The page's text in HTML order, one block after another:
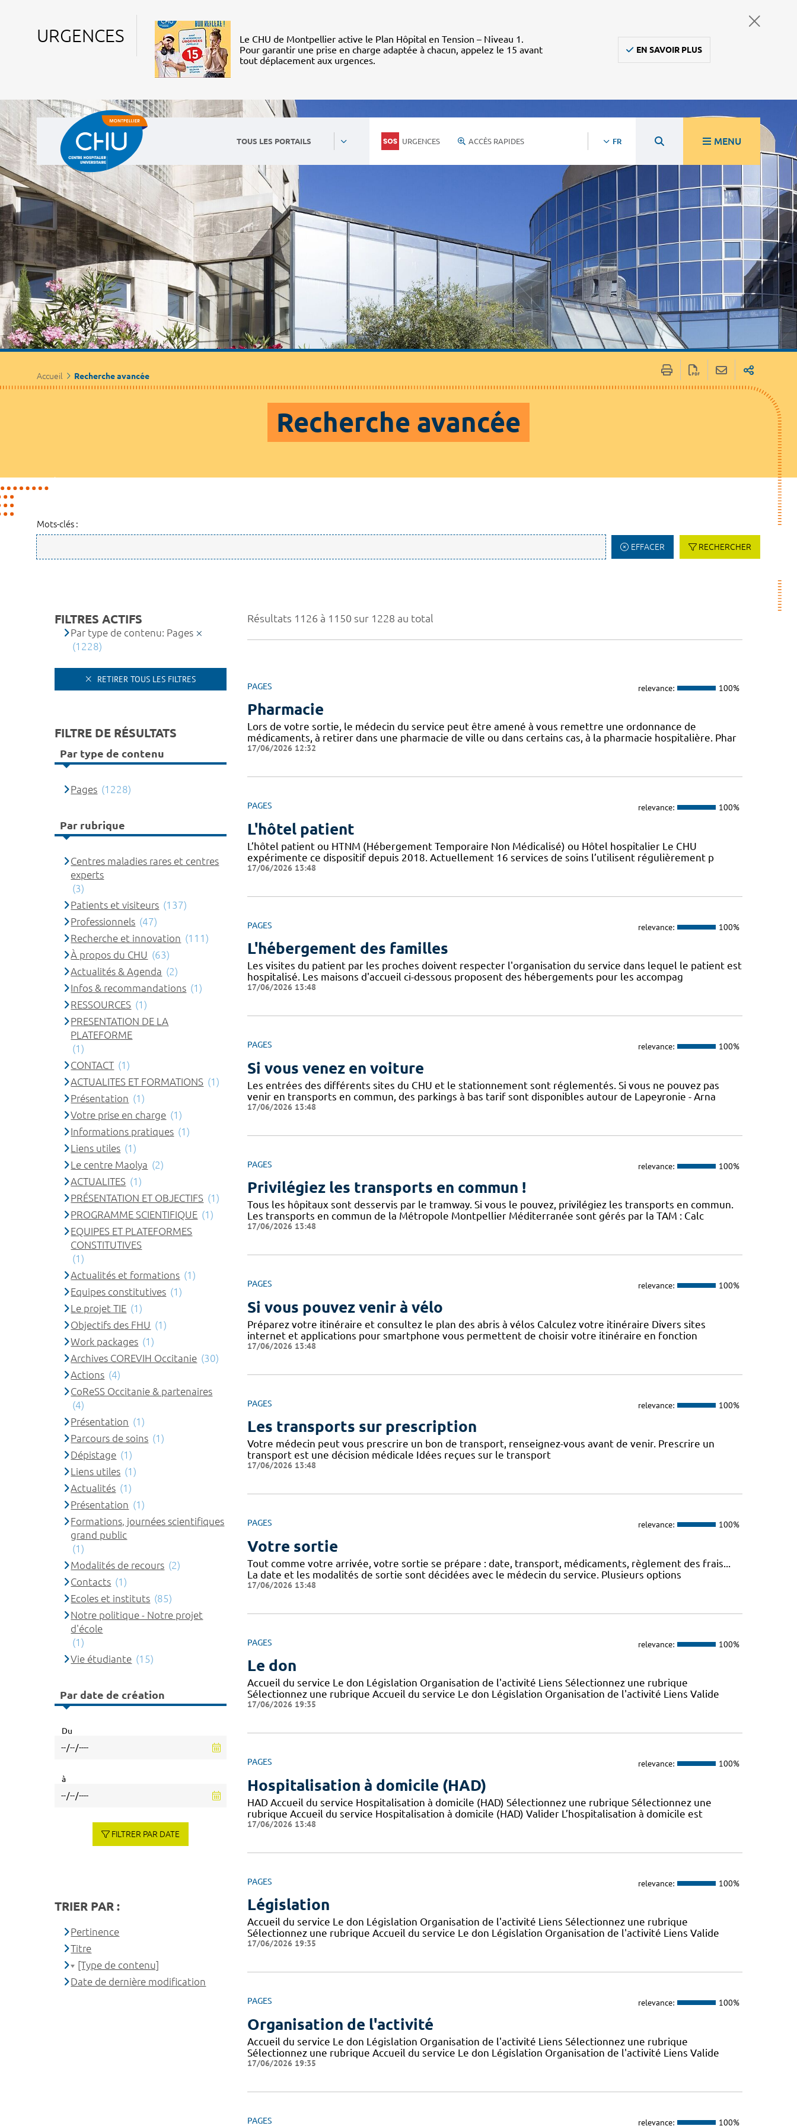
URGENCES
Le CHU de Montpellier active le Plan Hôpital en Tension – Niveau 1.
Pour garantir une prise en charge adaptée à chacun, appelez le 15 avant
tout déplacement aux urgences.
EN SAVOIR PLUS
TOUS LES PORTAILS URGENCES ACCÈS RAPIDES FR MENU
Accueil Recherche avancée
Recherche avancée
Mots-clés :
EFFACER RECHERCHER
Résultats 1126 à 1150 sur 1228 au total
PAGES relevance: 100%
Pharmacie
Lors de votre sortie, le médecin du service peut être amené à vous remettre une ordonnance de
médicaments, à retirer dans une pharmacie de ville ou dans certains cas, à la pharmacie hospitalière. Phar
17/06/2026 12:32
PAGES relevance: 100%
L'hôtel patient
L’hôtel patient ​​ou HTNM (Hébergement Temporaire Non Médicalisé)​​​​​​ ou Hôtel hospitalier Le CHU
expérimente ce dispositif depuis 2018. Actuellement 16 services de soins l’utilisent régulièrement p
17/06/2026 13:48
PAGES relevance: 100%
L'hébergement des familles
Les visites du patient par les proches doivent respecter l'organisation du service dans lequel le patient est
hospitalisé. Les maisons d'accueil ci-dessous proposent des hébergements pour les accompag
17/06/2026 13:48
PAGES relevance: 100%
Si vous venez en voiture
Les entrées des différents sites du CHU et le stationnement sont réglementés. Si vous ne pouvez pas
venir en transports en commun, des parkings à bas tarif sont disponibles autour de Lapeyronie - Arna
17/06/2026 13:48
PAGES relevance: 100%
Privilégiez les transports en commun !
Tous les hôpitaux sont desservis par le tramway. Si vous le pouvez, privilégiez les transports en commun.
Les transports en commun de la Métropole Montpellier Méditerranée sont gérés par la TAM : Calc
17/06/2026 13:48
PAGES relevance: 100%
Si vous pouvez venir à vélo
Préparez votre itinéraire et consultez le plan des abris à vélos Calculez votre itinéraire Divers sites
internet et applications pour smartphone vous permettent de choisir votre itinéraire en fonction
17/06/2026 13:48
PAGES relevance: 100%
Les transports sur prescription
Votre médecin peut vous prescrire un bon de transport, renseignez-vous avant de venir. Prescrire un
transport est une décision médicale Idées reçues sur le transport
17/06/2026 13:48
PAGES relevance: 100%
Votre sortie
Tout comme votre arrivée, votre sortie se prépare : date, transport, médicaments, règlement des frais...
La date et les modalités de sortie sont décidées avec le médecin du service. Plusieurs options
17/06/2026 13:48
PAGES relevance: 100%
Le don
Accueil du service Le don Législation Organisation de l'activité Liens Sélectionnez une rubrique
Sélectionnez une rubrique Accueil du service Le don Législation Organisation de l'activité Liens Valide
17/06/2026 19:35
PAGES relevance: 100%
Hospitalisation à domicile (HAD)
HAD Accueil du service Hospitalisation à domicile (HAD) Sélectionnez une rubrique Sélectionnez une
rubrique Accueil du service Hospitalisation à domicile (HAD) Valider L’hospitalisation à domicile est
17/06/2026 13:48
PAGES relevance: 100%
Législation
Accueil du service Le don Législation Organisation de l'activité Liens Sélectionnez une rubrique
Sélectionnez une rubrique Accueil du service Le don Législation Organisation de l'activité Liens Valide
17/06/2026 19:35
PAGES relevance: 100%
Organisation de l'activité
Accueil du service Le don Législation Organisation de l'activité Liens Sélectionnez une rubrique
Sélectionnez une rubrique Accueil du service Le don Législation Organisation de l'activité Liens Valide
17/06/2026 19:35
PAGES relevance: 100%
FILTRES ACTIFS
Par type de contenu: Pages
(1228)
RETIRER TOUS LES FILTRES
FILTRE DE RÉSULTATS
Par type de contenu
Pages (1228)
Par rubrique
Centres maladies rares et centres
experts
(3)
Patients et visiteurs (137)
Professionnels (47)
Recherche et innovation (111)
À propos du CHU (63)
Actualités & Agenda (2)
Infos & recommandations (1)
RESSOURCES (1)
PRESENTATION DE LA
PLATEFORME
(1)
CONTACT (1)
ACTUALITES ET FORMATIONS (1)
Présentation (1)
Votre prise en charge (1)
Informations pratiques (1)
Liens utiles (1)
Le centre Maolya (2)
ACTUALITES (1)
PRÉSENTATION ET OBJECTIFS (1)
PROGRAMME SCIENTIFIQUE (1)
EQUIPES ET PLATEFORMES
CONSTITUTIVES
(1)
Actualités et formations (1)
Equipes constitutives (1)
Le projet TIE (1)
Objectifs des FHU (1)
Work packages (1)
Archives COREVIH Occitanie (30)
Actions (4)
CoReSS Occitanie & partenaires
(4)
Présentation (1)
Parcours de soins (1)
Dépistage (1)
Liens utiles (1)
Actualités (1)
Présentation (1)
Formations, journées scientifiques
grand public
(1)
Modalités de recours (2)
Contacts (1)
Ecoles et instituts (85)
Notre politique - Notre projet
d'école
(1)
Vie étudiante (15)
Par date de création
Du
à
FILTRER PAR DATE
TRIER PAR :
Pertinence
Titre
[Type de contenu]
Date de dernière modification